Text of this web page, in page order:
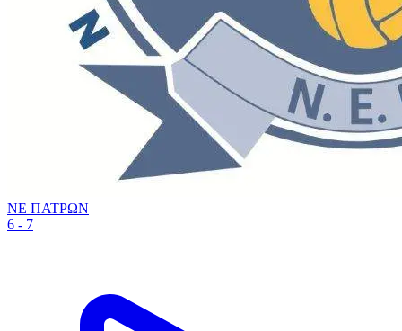
ΝΕ ΠΑΤΡΩΝ
6 - 7